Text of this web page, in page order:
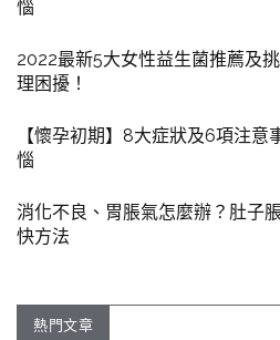
惱
2022最新5大女性益生菌推薦及
理困擾！
【懷孕初期】8大症狀及6項注意
惱
消化不良、胃脹氣怎麼辦？肚子
快方法
熱門文章